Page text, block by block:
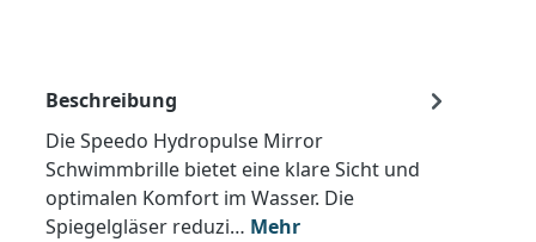
Beschreibung
Die Speedo Hydropulse Mirror
Schwimmbrille bietet eine klare Sicht und
optimalen Komfort im Wasser. Die
Spiegelgläser reduzi… Mehr